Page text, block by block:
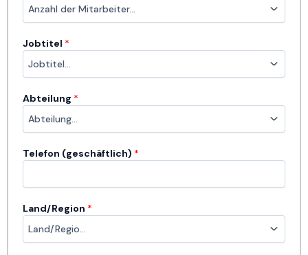
Jobtitel *
Abteilung *
Telefon (geschäftlich) *
Land/Region *